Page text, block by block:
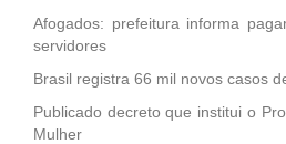
Afogados: prefeitura informa
servidores
Brasil registra 66 mil novos casos
Publicado decreto que institui o
Mulher